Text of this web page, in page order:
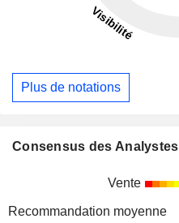
Plus de notations
Consensus des Analystes
Vente
Recommandation moyenne